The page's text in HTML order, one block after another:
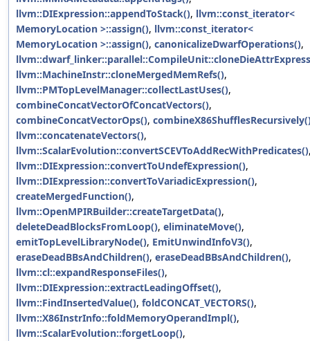
llvm::DIExpression::appendToStack(), llvm::const_iterator<
MemoryLocation >::assign(), llvm::const_iterator<
MemoryLocation >::assign(), canonicalizeDwarfOperations(),
llvm::MachineInstr::cloneMergedMemRefs(),
llvm::PMTopLevelManager::collectLastUses(),
combineConcatVectorOfConcatVectors(),
combineConcatVectorOps(),
llvm::concatenateVectors(),
llvm::ScalarEvolution::convertSCEVToAddRecWithPredicates()
llvm::DIExpression::convertToUndefExpression(),
llvm::DIExpression::convertToVariadicExpression(),
createMergedFunction(),
llvm::OpenMPIRBuilder::createTargetData(),
deleteDeadBlocksFromLoop(), eliminateMove(),
emitTopLevelLibraryNode(), EmitUnwindInfoV3(),
eraseDeadBBsAndChildren(), eraseDeadBBsAndChildren(),
llvm::cl::expandResponseFiles(),
llvm::DIExpression::extractLeadingOffset(),
llvm::FindInsertedValue(), foldCONCAT_VECTORS(),
llvm::X86InstrInfo::foldMemoryOperandImpl(),
llvm::ScalarEvolution::forgetLoop(),